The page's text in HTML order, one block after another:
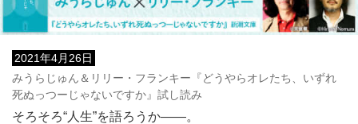
2021年4月26日
みうらじゅん＆リリー・フランキー『どうやらオレたち、いずれ
死ぬっつーじゃないですか』試し読み
そろそろ“人生”を語ろうか――。